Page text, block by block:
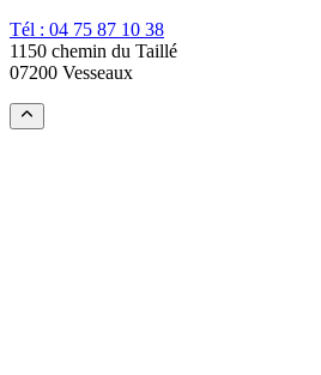
Tél : 04 75 87 10 38
1150 chemin du Taillé
07200 Vesseaux